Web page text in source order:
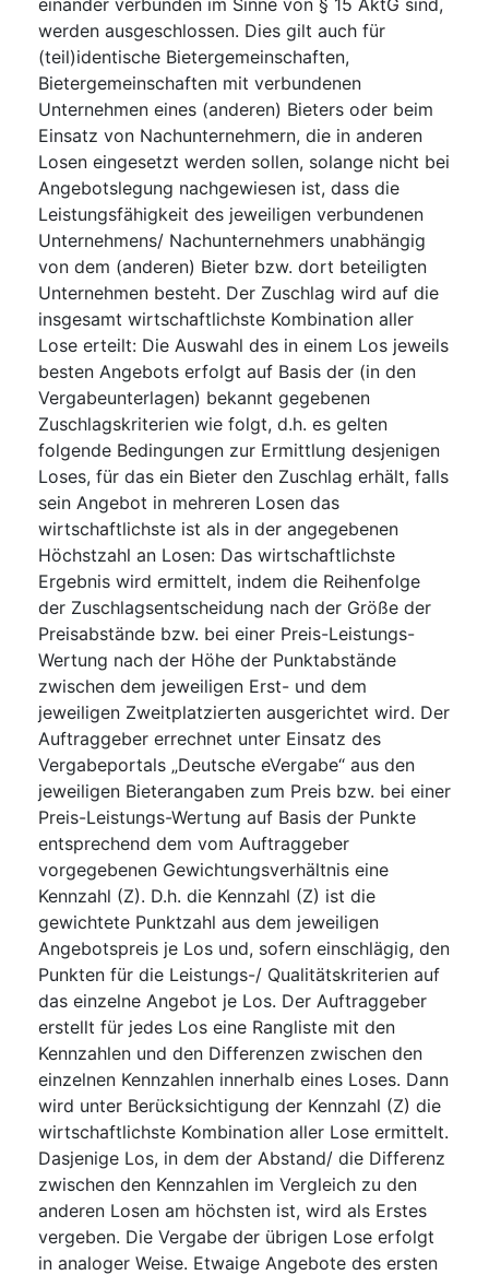
werden ausgeschlossen. Dies gilt auch für
(teil)identische Bietergemeinschaften,
Bietergemeinschaften mit verbundenen
Unternehmen eines (anderen) Bieters oder beim
Einsatz von Nachunternehmern, die in anderen
Losen eingesetzt werden sollen, solange nicht bei
Angebotslegung nachgewiesen ist, dass die
Leistungsfähigkeit des jeweiligen verbundenen
Unternehmens/ Nachunternehmers unabhängig
von dem (anderen) Bieter bzw. dort beteiligten
Unternehmen besteht. Der Zuschlag wird auf die
insgesamt wirtschaftlichste Kombination aller
Lose erteilt: Die Auswahl des in einem Los jeweils
besten Angebots erfolgt auf Basis der (in den
Vergabeunterlagen) bekannt gegebenen
Zuschlagskriterien wie folgt, d.h. es gelten
folgende Bedingungen zur Ermittlung desjenigen
Loses, für das ein Bieter den Zuschlag erhält, falls
sein Angebot in mehreren Losen das
wirtschaftlichste ist als in der angegebenen
Höchstzahl an Losen: Das wirtschaftlichste
Ergebnis wird ermittelt, indem die Reihenfolge
der Zuschlagsentscheidung nach der Größe der
Preisabstände bzw. bei einer Preis-Leistungs-
Wertung nach der Höhe der Punktabstände
zwischen dem jeweiligen Erst- und dem
jeweiligen Zweitplatzierten ausgerichtet wird. Der
Auftraggeber errechnet unter Einsatz des
Vergabeportals „Deutsche eVergabe“ aus den
jeweiligen Bieterangaben zum Preis bzw. bei einer
Preis-Leistungs-Wertung auf Basis der Punkte
entsprechend dem vom Auftraggeber
vorgegebenen Gewichtungsverhältnis eine
Kennzahl (Z). D.h. die Kennzahl (Z) ist die
gewichtete Punktzahl aus dem jeweiligen
Angebotspreis je Los und, sofern einschlägig, den
Punkten für die Leistungs-/ Qualitätskriterien auf
das einzelne Angebot je Los. Der Auftraggeber
erstellt für jedes Los eine Rangliste mit den
Kennzahlen und den Differenzen zwischen den
einzelnen Kennzahlen innerhalb eines Loses. Dann
wird unter Berücksichtigung der Kennzahl (Z) die
wirtschaftlichste Kombination aller Lose ermittelt.
Dasjenige Los, in dem der Abstand/ die Differenz
zwischen den Kennzahlen im Vergleich zu den
anderen Losen am höchsten ist, wird als Erstes
vergeben. Die Vergabe der übrigen Lose erfolgt
in analoger Weise. Etwaige Angebote des ersten